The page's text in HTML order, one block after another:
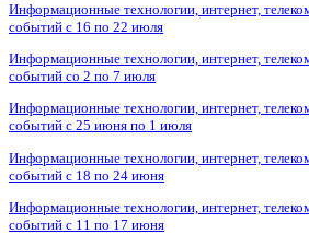
Информационные технологии, интернет,
событий с 16 по 22 июля
Информационные технологии, интернет,
событий со 2 по 7 июля
Информационные технологии, интернет,
событий с 25 июня по 1 июля
Информационные технологии, интернет,
событий с 18 по 24 июня
Информационные технологии, интернет,
событий с 11 по 17 июня